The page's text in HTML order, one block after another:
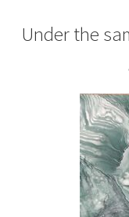
Under the